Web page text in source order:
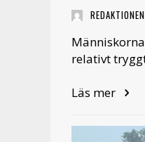
REDAKTIONEN
relativt
Läs mer